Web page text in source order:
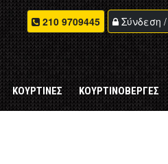
210 9709445 Σύνδεση
ΚΟΥΡΤΙΝΕΣ ΚΟΥΡΤΙΝΟΒΕΡΓΕΣ
to use near 'AND